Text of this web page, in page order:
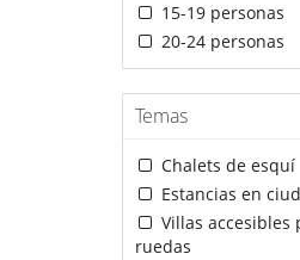
15-19 personas
20-24 personas
Temas
Chalets de esquí
Estancias en
Villas accesibles
ruedas